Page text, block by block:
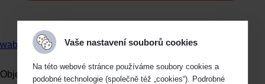
wabco@imps.cz
Objednací kód I26755
Vaše nastavení souborů cookies
Na této webové stránce používáme soubory cookies a
podobné technologie (společně též „cookies“). Podrobné